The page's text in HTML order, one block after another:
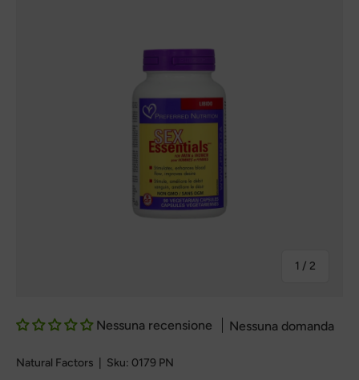
1 / Di
2
Nessuna recensione Nessuna domanda
Natural Factors Sku: 0179 PN